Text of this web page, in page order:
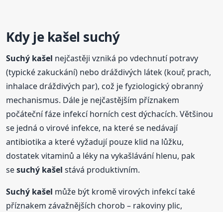
Kdy je kašel suchý
Suchý kašel nejčastěji vzniká po vdechnutí potravy
(typické zakuckání) nebo dráždivých látek (kouř, prach,
inhalace dráždivých par), což je fyziologický obranný
mechanismus. Dále je nejčastějším příznakem
počáteční fáze infekcí horních cest dýchacích. Většinou
se jedná o virové infekce, na které se nedávají
antibiotika a které vyžadují pouze klid na lůžku,
dostatek vitaminů a léky na vykašlávání hlenu, pak
sesuchý kašel stává produktivním.
Suchý kašel může být kromě virových infekcí také
příznakem závažnějších chorob – rakoviny plic,